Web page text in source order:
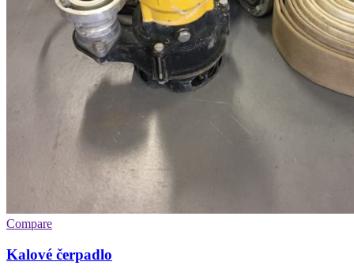
Compare
Kalové čerpadlo